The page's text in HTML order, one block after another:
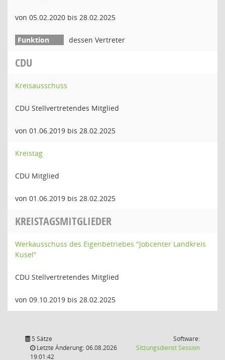
von 05.02.2020 bis 28.02.2025
dessen Vertreter
CDU
Kreisausschuss
CDU Stellvertretendes Mitglied
von 01.06.2019 bis 28.02.2025
Kreistag
CDU Mitglied
von 01.06.2019 bis 28.02.2025
KREISTAGSMITGLIEDER
Werkausschuss des Eigenbetriebes "Jobcenter Landkreis
Kusel"
CDU Stellvertretendes Mitglied
von 09.10.2019 bis 28.02.2025
5 Sätze
Letzte Änderung: 06.08.2026
19:01:42
Software:
SitzungsdienstSession(Wird in